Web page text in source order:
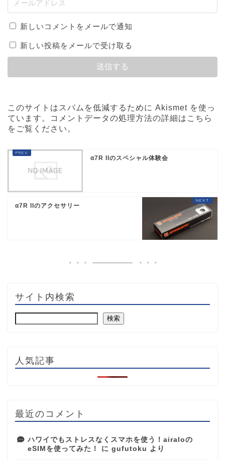
新しいコメントをメールで通知
新しい投稿をメールで受け取る
このサイトはスパムを低減するために Akismet を使っ
ています。
コメントデータの処理方法の詳細はこちら
をご覧ください 。
α7R IIのスペシャル体験会
α7R IIのアクセサリー
サイト内検索
検索
人気記事
最近のコメント
ハワイでもストレスなくスマホを使う！airaloの
eSIMを使ってみた！
に gufutoku より